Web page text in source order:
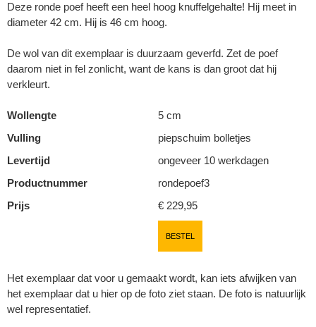
Deze ronde poef heeft een heel hoog knuffelgehalte! Hij meet in
diameter 42 cm. Hij is 46 cm hoog.
De wol van dit exemplaar is duurzaam geverfd. Zet de poef
daarom niet in fel zonlicht, want de kans is dan groot dat hij
verkleurt.
Wollengte
5 cm
Vulling
piepschuim bolletjes
Levertijd
ongeveer 10 werkdagen
Productnummer
rondepoef3
Prijs
€ 229,95
BESTEL
Het exemplaar dat voor u gemaakt wordt, kan iets afwijken van
het exemplaar dat u hier op de foto ziet staan. De foto is natuurlijk
wel representatief.